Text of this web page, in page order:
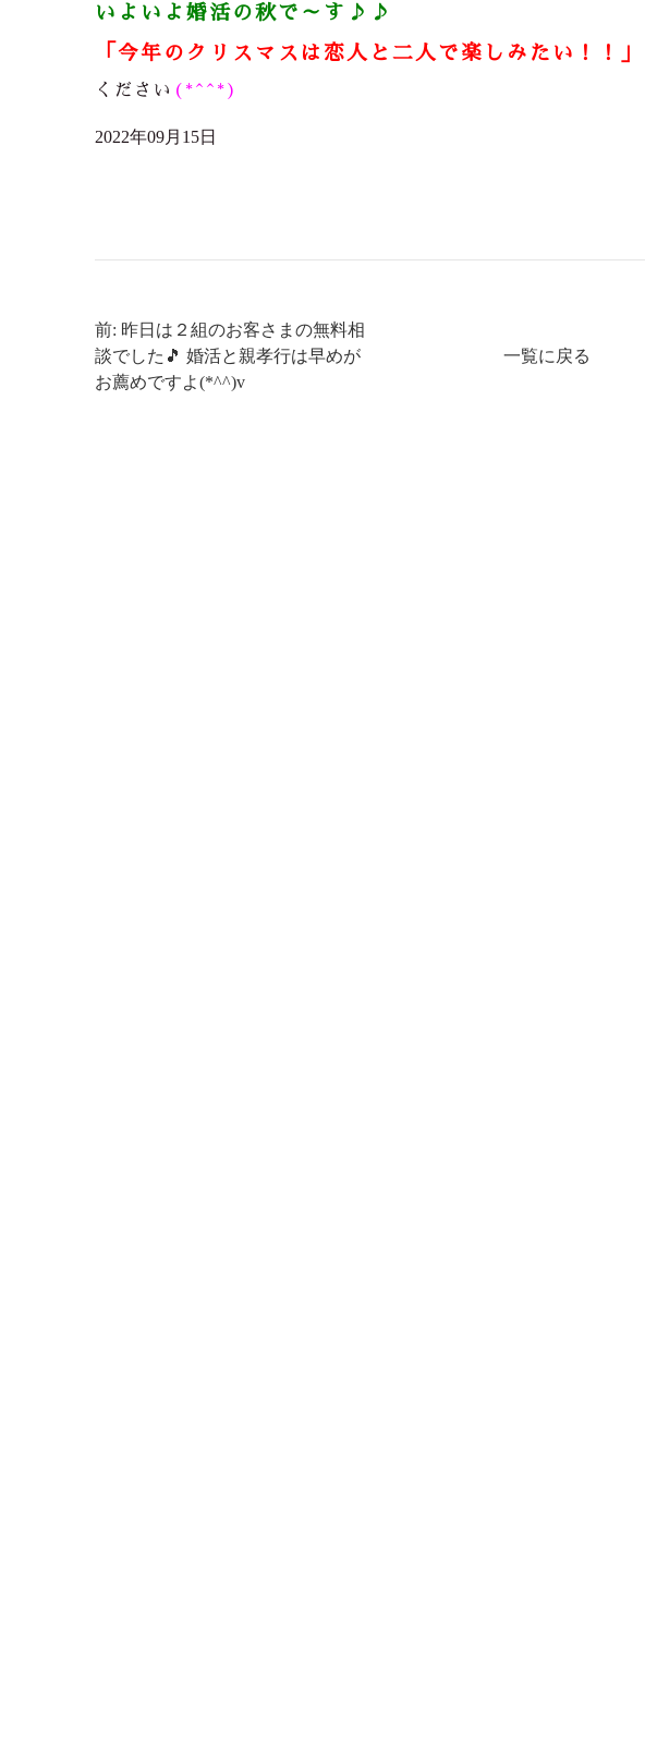
いよいよ婚活の秋で～す♪♪
「今年のクリスマスは恋人と二人で楽しみたい！！」
ください (*^^*)
2022年09月15日
前: 昨日は２組のお客さまの無料相
談でした🎵 婚活と親孝行は早めが
お薦めですよ(*^^)v
一覧に戻る